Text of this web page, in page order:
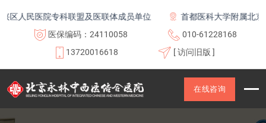
人民医院专科联盟及医联体成员单位
首都医科大学附属北京康
医保编码：24110058
010-61228168
13720016618
[ 访问旧版 ]
在线咨询